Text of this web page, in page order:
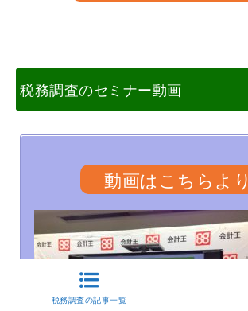
税務調査のセミナー動画
動画はこちらより
税務調査の記事一覧